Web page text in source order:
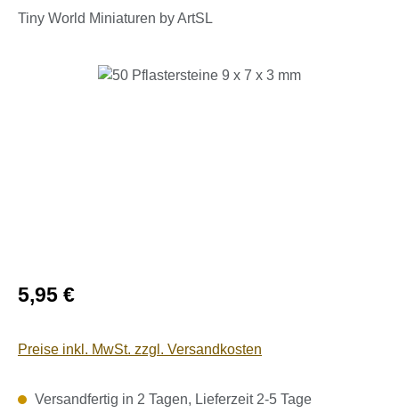
Tiny World Miniaturen by ArtSL
Bildergalerie überspringen
Regulärer Preis:
5,95 €
Preise inkl. MwSt. zzgl. Versandkosten
Versandfertig in 2 Tagen, Lieferzeit 2-5 Tage